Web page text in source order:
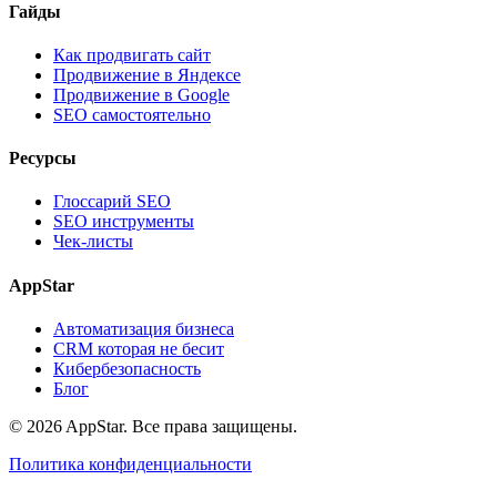
Гайды
Как продвигать сайт
Продвижение в Яндексе
Продвижение в Google
SEO самостоятельно
Ресурсы
Глоссарий SEO
SEO инструменты
Чек-листы
AppStar
Автоматизация бизнеса
CRM которая не бесит
Кибербезопасность
Блог
© 2026 AppStar. Все права защищены.
Политика конфиденциальности